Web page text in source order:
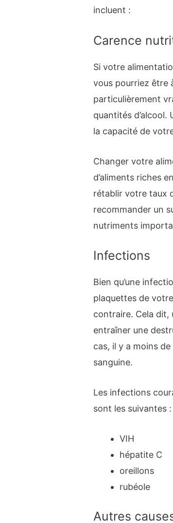
incluent :
Carence
Si votre
vous pourriez être
particulièrement
quantités d’alcool.
la capacité de
Changer votre
d’aliments riches
rétablir votre taux
recommander un
nutriments
Infections
Bien qu’une
plaquettes de
contraire. Cela dit,
entraîner une
cas, il y a moins
sanguine.
Les infections
sont les suivantes :
VIH
hépatite C
oreillons
rubéole
Autres